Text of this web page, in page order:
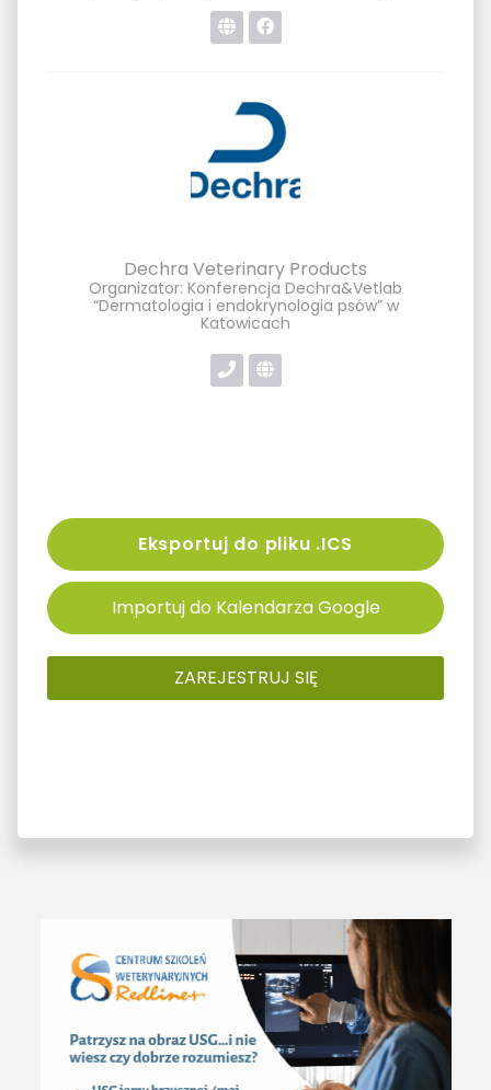
Dechra Veterinary Products
Organizator: Konferencja Dechra&Vetlab
“Dermatologia i endokrynologia psów” w
Katowicach
Eksportuj do pliku .ICS
Importuj do Kalendarza Google
ZAREJESTRUJ SIĘ